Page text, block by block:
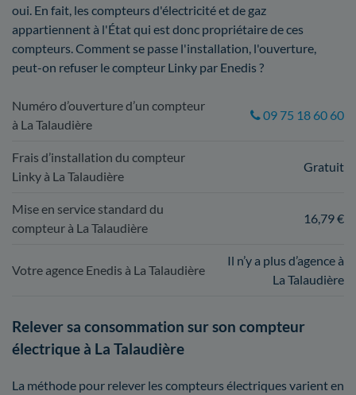
oui. En fait, les compteurs d'électricité et de gaz
appartiennent à l'État qui est donc propriétaire de ces
compteurs. Comment se passe l'installation, l'ouverture,
peut-on refuser le compteur Linky par Enedis ?
Numéro d’ouverture d’un compteur
à La Talaudière
09 75 18 60 60
Frais d’installation du compteur
Linky à La Talaudière
Gratuit
Mise en service standard du
compteur à La Talaudière
16,79 €
Votre agence Enedis à La Talaudière
Il n’y a plus d’agence à
La Talaudière
Relever sa consommation sur son compteur
électrique à La Talaudière
La méthode pour relever les compteurs électriques varient en